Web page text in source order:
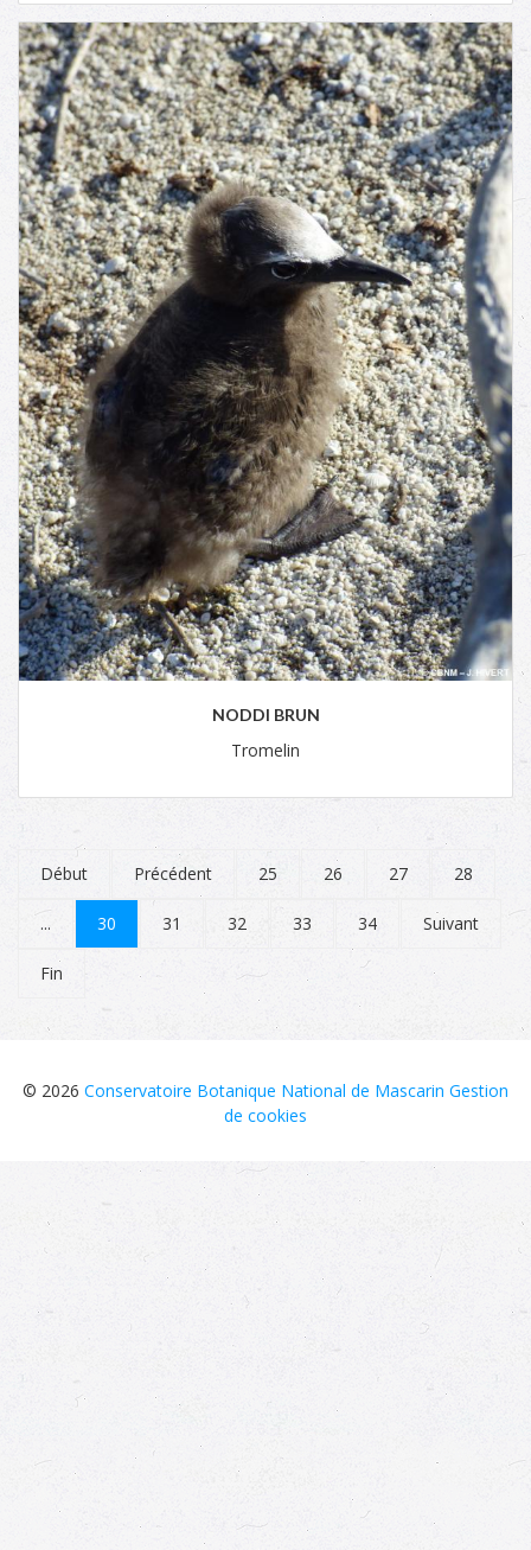
NODDI BRUN
Tromelin
Début Précédent 25 26 27 28
... 30 31 32 33 34 Suivant
Fin
© 2026 Conservatoire Botanique National de Mascarin Gestion
de cookies